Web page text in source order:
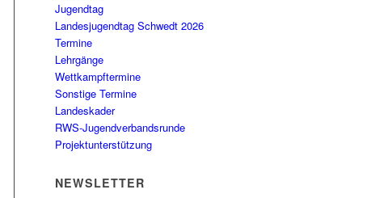
Jugendtag
Landesjugendtag Schwedt 2026
Termine
Lehrgänge
Wettkampftermine
Sonstige Termine
Landeskader
RWS-Jugendverbandsrunde
Projektunterstützung
NEWSLETTER